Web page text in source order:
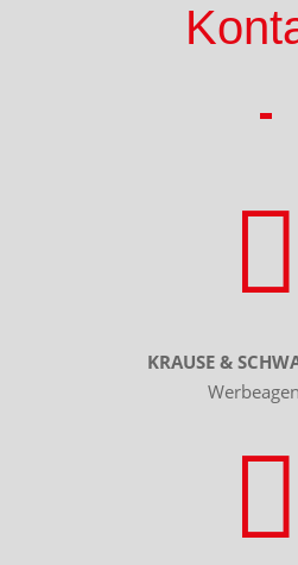

KRAUSE &
